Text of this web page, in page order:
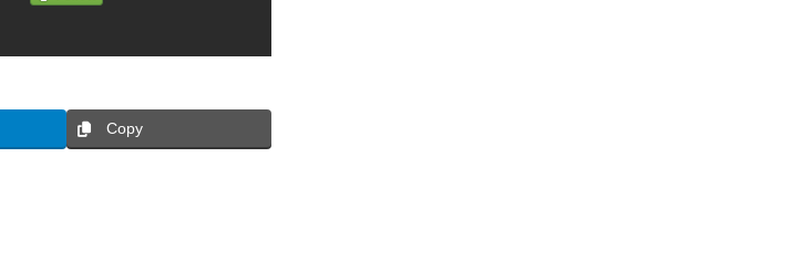
Copy